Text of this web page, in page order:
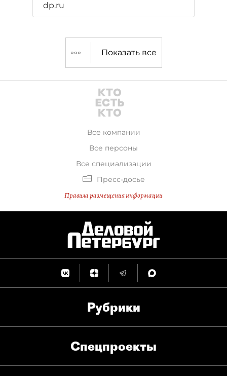
dp.ru
Показать все
Все компании
Все персоны
Все специализации
Пресс-досье
Правила размещения информации
Рубрики
Спец­проекты